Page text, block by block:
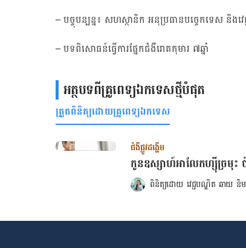
– បច្ចុបន្បន្ន៖ សហស្ថានិក អនុប្រធានបច្ចេកទេស និងវ
– បទពិសោធន៍ធ្វើការផ្នែកជំងឺរោគកុមារ ៧ឆ្នាំ
អត្ថបទពីគ្រូពេទ្យឯកទេសថ្មីបំផុត
ត្រួតពិនិត្យដោយគ្រូពេទ្យឯកទេស
ជំងឺផ្លូវដង្ហើម
កូនឧស្សាហ៍អាលែកហ្ស៊ីច្រមុះ ប៉
ពិនិត្យដោយ វេជ្ជបណ្ឌិត ឆាយ